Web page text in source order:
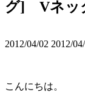
グ] Vネッ
2012/04/02 終
日
2012/
こんにちは。